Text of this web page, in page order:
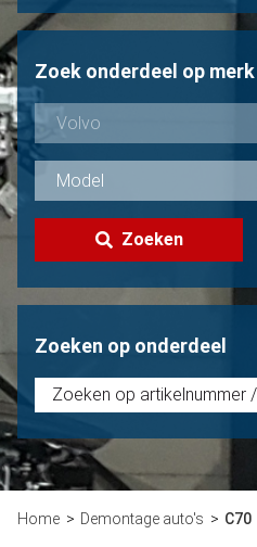
Zoek onderdeel op merk
Zoeken
Zoeken op onderdeel
Home Demontage auto's C70